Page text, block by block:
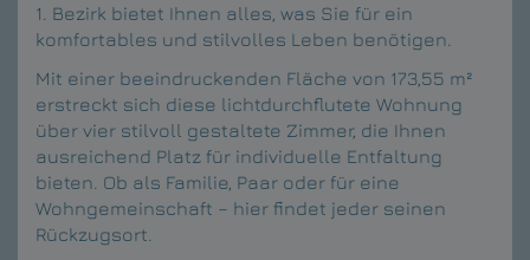
1. Bezirk bietet Ihnen alles, was Sie für ein
komfortables und stilvolles Leben benötigen.
Mit einer beeindruckenden Fläche von 173,55 m²
erstreckt sich diese lichtdurchflutete Wohnung
über vier stilvoll gestaltete Zimmer, die Ihnen
ausreichend Platz für individuelle Entfaltung
bieten. Ob als Familie, Paar oder für eine
Wohngemeinschaft – hier findet jeder seinen
Rückzugsort.